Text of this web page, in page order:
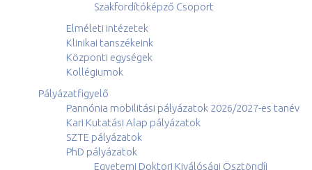
Szakfordítóképző Csoport
Elméleti intézetek
Klinikai tanszékeink
Központi egységek
Kollégiumok
Pályázatfigyelő
Pannónia mobilitási pályázatok 2026/2027-es tanév
Kari Kutatási Alap pályázatok
SZTE pályázatok
PhD pályázatok
Egyetemi Doktori Kiválósági Ösztöndíj